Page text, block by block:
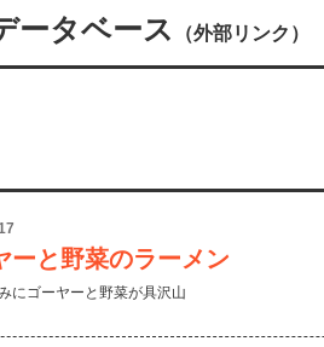
ータベース （外部リンク）
ーと野菜のラーメン
にゴーヤーと野菜が具沢山